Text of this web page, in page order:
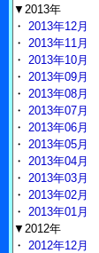
▼2013年
・ 2013年12月
・ 2013年11月
・ 2013年10月
・ 2013年09月
・ 2013年08月
・ 2013年07月
・ 2013年06月
・ 2013年05月
・ 2013年04月
・ 2013年03月
・ 2013年02月
・ 2013年01月
▼2012年
・ 2012年12月